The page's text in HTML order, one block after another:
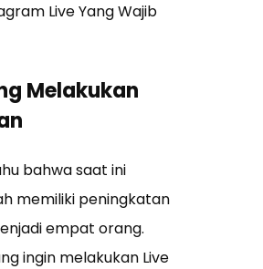
Live Yang Wajib
Melakukan
bahwa saat ini
memiliki peningkatan
empat orang.
ingin melakukan Live